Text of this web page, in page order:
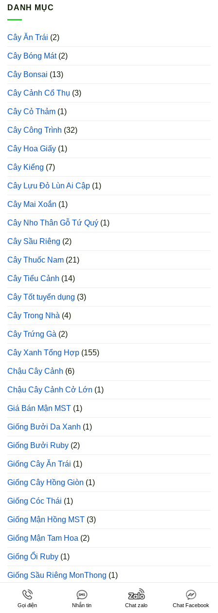
DANH MỤC
Cây Ăn Trái (2)
Cây Bóng Mát(2)
Cây Bonsai (13)
Cây Cảnh Cổ Thụ (3)
Cây Cỏ Thảm (1)
Cây Công Trình (32)
Cây Hoa Giấy (1)
Cây Kiểng (7)
Cây Lựu Đỏ Lùn Ai Cập (1)
Cây Mai Xoắn (1)
Cây Nho Thân Gỗ Tứ Quý (1)
Cây Sầu Riêng (2)
Cây Thuốc Nam (21)
Cây Tiểu Cảnh (14)
Cây Tốt tuyển dụng (3)
Cây Trong Nhà (4)
Cây Trứng Gà (2)
Cây Xanh Tổng Hợp (155)
Chậu Cây Cảnh (6)
Chậu Cây Cảnh Cở Lớn (1)
Giá Bán Mận MST (1)
Giống Bưởi Da Xanh (1)
Giống Bưởi Ruby (2)
Giống Cây Ăn Trái (1)
Giống Cây Hồng Giòn (1)
Giống Cóc Thái (1)
Giống Mận Hồng MST (3)
Giống Mận Tam Hoa (2)
Giống Ổi Ruby (1)
Giống Sầu Riêng MonThong (1)
Giống Sầu Riêng Musang King
Gọi điện Nhắn tin Chat zalo Chat Facebook